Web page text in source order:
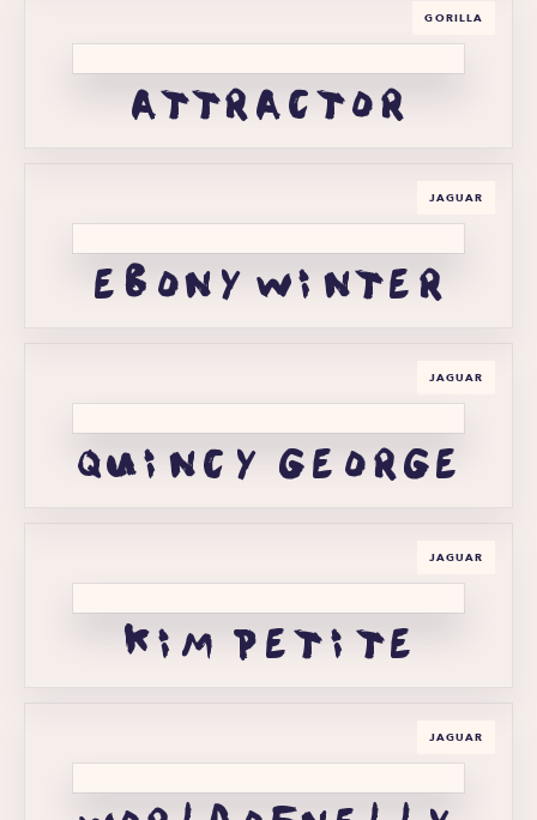
GORILLA
attractor
JAGUAR
ebony winter
JAGUAR
quincy george
JAGUAR
kim petite
JAGUAR